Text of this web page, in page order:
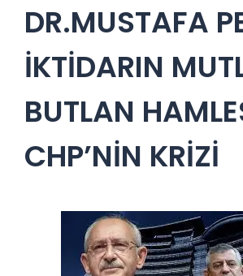
DR.MUSTAFA
İKTİDARIN
BUTLAN
CHP’NİN KRİZİ